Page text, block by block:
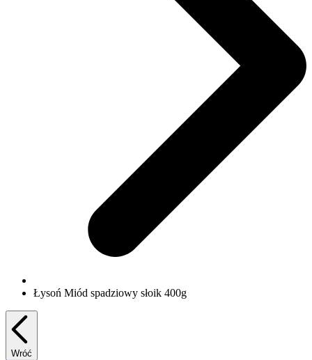
Łysoń Miód spadziowy słoik 400g
Wróć